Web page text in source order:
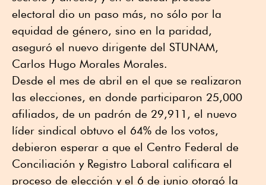
electoral dio un paso más, no sólo por la
equidad de género, sino en la paridad,
aseguró el nuevo dirigente del STUNAM,
Carlos Hugo Morales Morales.
Desde el mes de abril en el que se realizaron
las elecciones, en donde participaron 25,000
afiliados, de un padrón de 29,911, el nuevo
líder sindical obtuvo el 64% de los votos,
debieron esperar a que el Centro Federal de
Conciliación y Registro Laboral calificara el
proceso de elección y el 6 de junio otorgó la